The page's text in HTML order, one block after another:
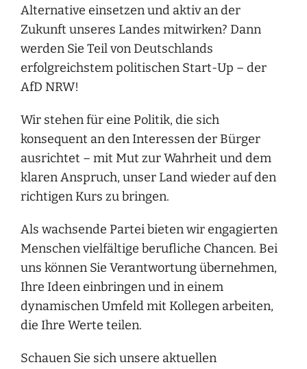
Alternative einsetzen und aktiv an der
Zukunft unseres Landes mitwirken? Dann
werden Sie Teil von Deutschlands
erfolgreichstem politischen Start-Up – der
AfD NRW!
Wir stehen für eine Politik, die sich
konsequent an den Interessen der Bürger
ausrichtet – mit Mut zur Wahrheit und dem
klaren Anspruch, unser Land wieder auf den
richtigen Kurs zu bringen.
Als wachsende Partei bieten wir engagierten
Menschen vielfältige berufliche Chancen. Bei
uns können Sie Verantwortung übernehmen,
Ihre Ideen einbringen und in einem
dynamischen Umfeld mit Kollegen arbeiten,
die Ihre Werte teilen.
Schauen Sie sich unsere aktuellen